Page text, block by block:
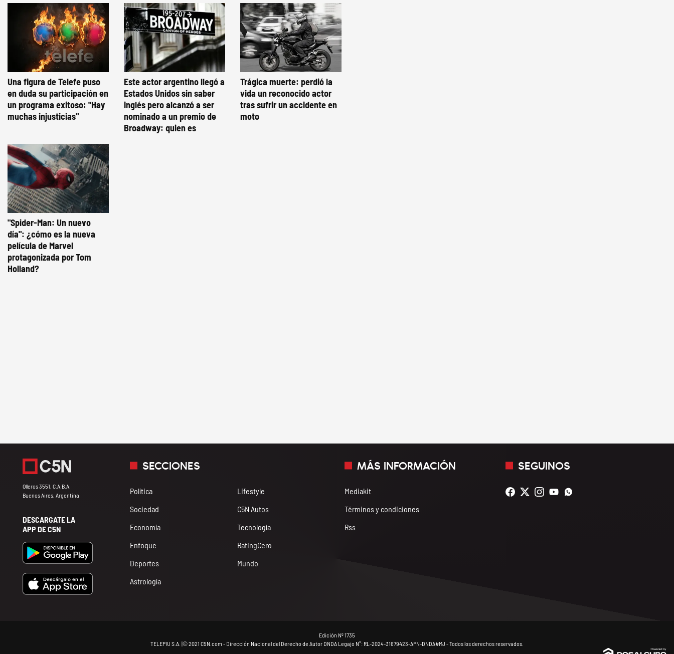
Una figura de Telefe puso
en duda su participación en
un programa exitoso: "Hay
muchas injusticias"
Este actor argentino llegó a
Estados Unidos sin saber
inglés pero alcanzó a ser
nominado a un premio de
Broadway: quien es
Trágica muerte: perdió la
vida un reconocido actor
tras sufrir un accidente en
moto
"Spider-Man: Un nuevo
día": ¿cómo es la nueva
película de Marvel
protagonizada por Tom
Holland?
Olleros 3551, C.A.B.A.
Buenos Aires, Argentina
DESCARGATE LA
APP DE C5N
SECCIONES
Política
Sociedad
Economía
Enfoque
Deportes
Astrología
Lifestyle
C5N Autos
Tecnología
RatingCero
Mundo
MÁS INFORMACIÓN
Mediakit
Términos y condiciones
Rss
SEGUINOS
Edición Nº 1735
TELEPIU S.A. |© 2021 C5N.com - Dirección Nacional del Derecho de Autor DNDA Legajo N°: RL-2024-31679423-APN-DNDA#MJ - Todos los derechos reservados.